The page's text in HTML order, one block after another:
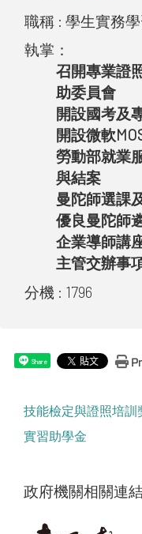
技能檢定與證照培訓
實習助學金
政府機關相關連結
職稱 : 學生實務
執掌：
召開專業證
助委員會
開設國考及
開設微軟
勞動部就業
與結案
曼陀師選課
優良曼陀師
企業導師講
主管交辦事
分機 : 1796
Share